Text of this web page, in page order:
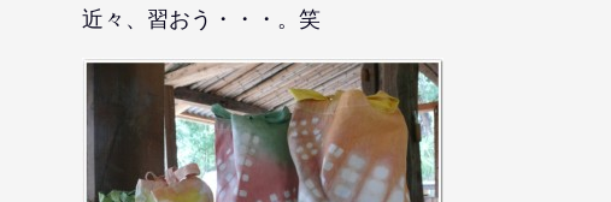
近々、習おう・・・。笑